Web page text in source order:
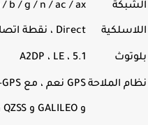
Direct ، نقطة اتصال
الملاحة